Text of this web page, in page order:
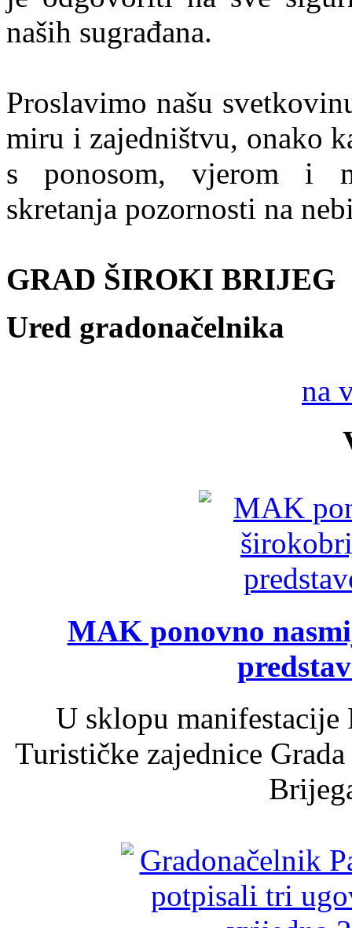
naših sugrađana.
Proslavimo našu
miru i zajedništvu, onako
s ponosom, vjerom i
skretanja pozornosti na
GRAD ŠIROKI BRIJEG
Ured gradonačelnika
na
MAK ponovno
U sklopu
Turističke zajednice